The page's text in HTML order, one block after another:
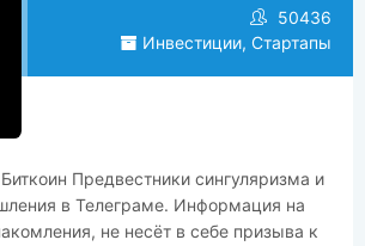
50436
Инвестиции, Стартапы
Предвестники сингуляризма и
в Телеграме. Информация на
не несёт в себе призыва к